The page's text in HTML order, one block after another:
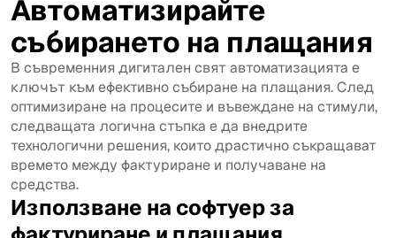
Автоматизирайте
събирането на плащания
В съвременния дигитален свят автоматизацията е
ключът към ефективно събиране на плащания. След
оптимизиране на процесите и въвеждане на стимули,
следващата логична стъпка е да внедрите
технологични решения, които драстично съкращават
времето между фактуриране и получаване на
средства.
Използване на софтуер за